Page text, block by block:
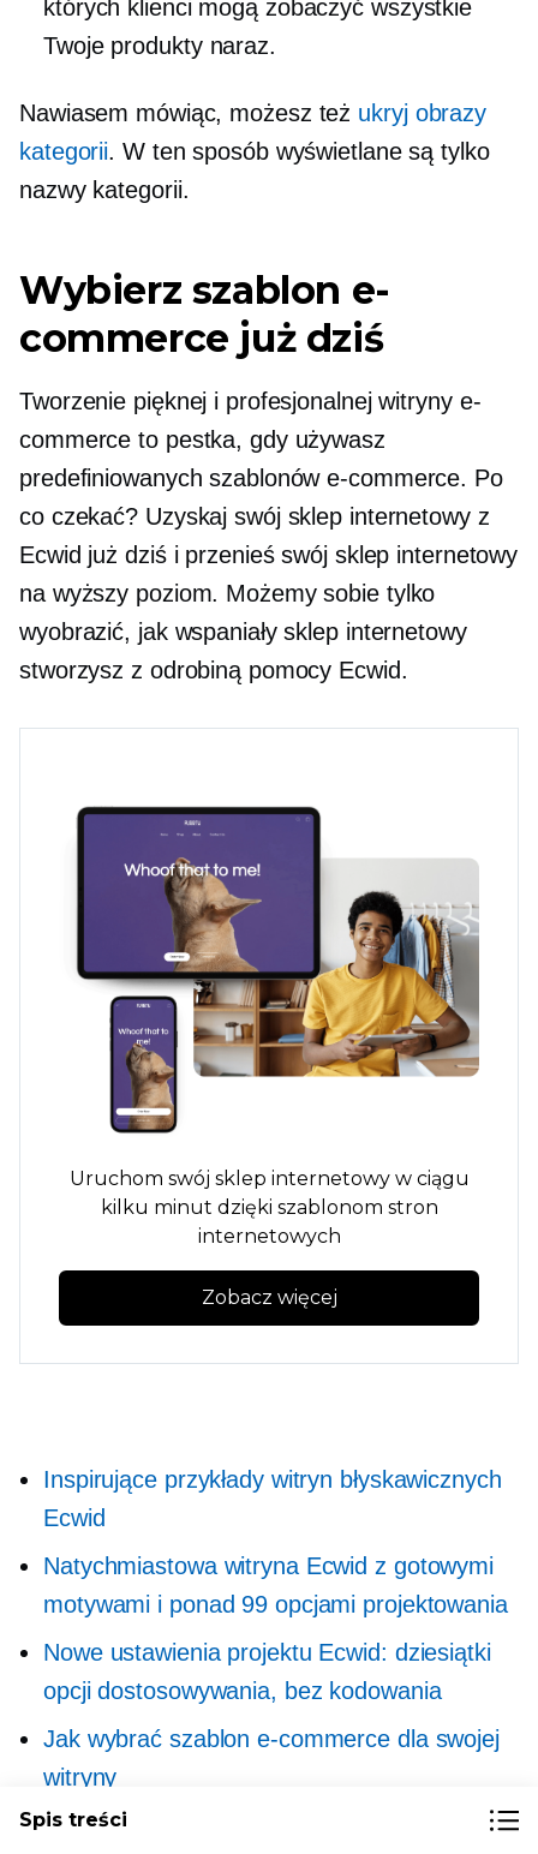
których klienci mogą zobaczyć wszystkie
Twoje produkty naraz.
Nawiasem mówiąc, możesz też ukryj obrazy
kategorii. W ten sposób wyświetlane są tylko
nazwy kategorii.
Wybierz szablon e-
commerce już dziś
Tworzenie pięknej i profesjonalnej witryny e-
commerce to pestka, gdy używasz
predefiniowanych szablonów e-commerce. Po
co czekać? Uzyskaj swój sklep internetowy z
Ecwid już dziś i przenieś swój sklep internetowy
na wyższy poziom. Możemy sobie tylko
wyobrazić, jak wspaniały sklep internetowy
stworzysz z odrobiną pomocy Ecwid.
Uruchom swój sklep internetowy w ciągu
kilku minut dzięki szablonom stron
internetowych
Zobacz więcej
Inspirujące przykłady witryn błyskawicznych
Ecwid
Natychmiastowa witryna Ecwid z gotowymi
motywami i ponad 99 opcjami projektowania
Nowe ustawienia projektu Ecwid: dziesiątki
opcji dostosowywania, bez kodowania
Jak wybrać szablon e-commerce dla swojej
witryny
Kompleksowy przewodnik po
Spis treści